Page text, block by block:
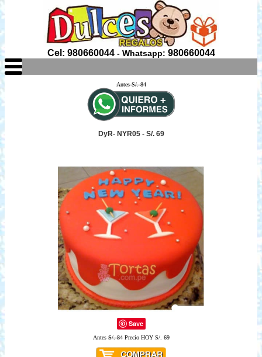
Cel: 980660044- Whatsapp: 980660044
Antes S/. 84
DyR- NYR05 - S/. 69
Save
AntesS/. 84Precio HOY S/. 69